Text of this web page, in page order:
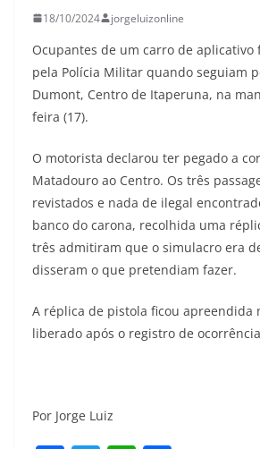
18/10/2024 jorgeluizonline
Ocupantes de um carro de aplicativo
pela Polícia Militar quando seguiam
Dumont, Centro de Itaperuna, na
feira (17).
O motorista declarou ter pegado a
Matadouro ao Centro. Os três
revistados e nada de ilegal
banco do carona, recolhida uma
três admitiram que o simulacro era
disseram o que pretendiam fazer.
A réplica de pistola ficou apreendida
liberado após o registro de
Por Jorge Luiz